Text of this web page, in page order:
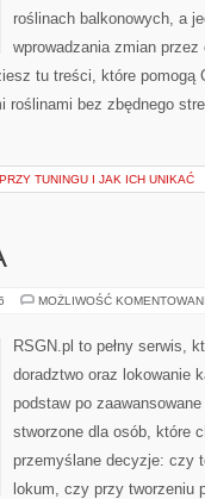
roślinach balkonowych, a
wprowadzania zmian przez
tu treści, które pomogą
roślinami bez zbędnego
TUNINGU I JAK ICH UNIKAĆ
MOŻLIWOŚĆ
RSGN.pl to pełny serwis,
doradztwo oraz lokowanie
podstaw po
stworzone dla osób, które
przemyślane decyzje: czy
lokum, czy przy tworzeniu